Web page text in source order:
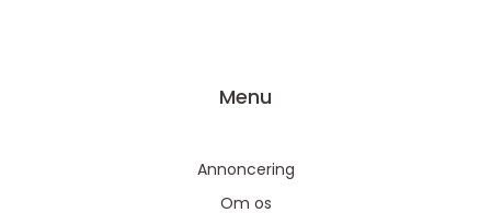
Menu
Annoncering
Om os